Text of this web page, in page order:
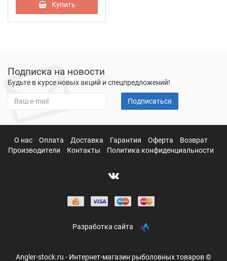
Купить
Подписка на новости
Будьте в курсе новых акций и спецпредложений!
Подписаться
О нас Оплата Доставка Гарантия Оферта
Возврат
Производители
Контакты Политика конфиденциальности
Разработка сайта
Angler-stock.ru - Интернет-магазин рыболовных товаров ©